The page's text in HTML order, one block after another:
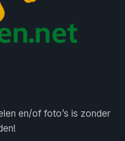
en/of foto’s is zonder